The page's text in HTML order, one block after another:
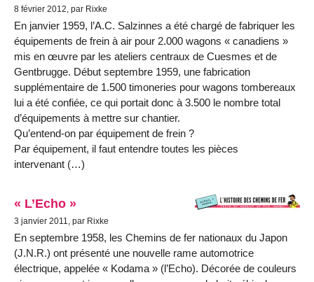
8 février 2012, par Rixke
En janvier 1959, l’A.C. Salzinnes a été chargé de fabriquer les
équipements de frein à air pour 2.000 wagons « canadiens »
mis en œuvre par les ateliers centraux de Cuesmes et de
Gentbrugge. Début septembre 1959, une fabrication
supplémentaire de 1.500 timoneries pour wagons tombereaux
lui a été confiée, ce qui portait donc à 3.500 le nombre total
d’équipements à mettre sur chantier.
Qu’entend-on par équipement de frein ?
Par équipement, il faut entendre toutes les pièces
intervenant (…)
« L’Echo »
3 janvier 2011, par Rixke
En septembre 1958, les Chemins de fer nationaux du Japon
(J.N.R.) ont présenté une nouvelle rame automotrice
électrique, appelée « Kodama » (l’Echo). Décorée de couleurs